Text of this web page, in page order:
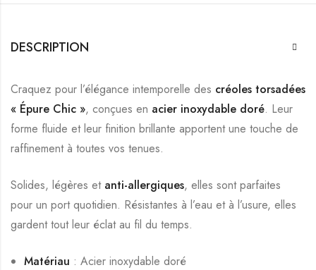
DESCRIPTION
Craquez pour l’élégance intemporelle des créoles torsadées
« Épure Chic », conçues en acier inoxydable doré. Leur
forme fluide et leur finition brillante apportent une touche de
raffinement à toutes vos tenues.
Solides, légères et anti-allergiques, elles sont parfaites
pour un port quotidien. Résistantes à l’eau et à l’usure, elles
gardent tout leur éclat au fil du temps.
Matériau : Acier inoxydable doré